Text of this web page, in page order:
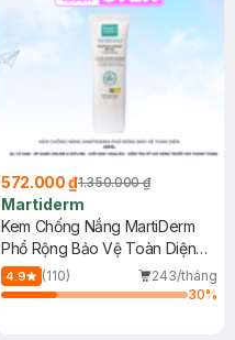
572.000 ₫1.350.000 ₫
Martiderm
Kem Chống Nắng MartiDerm
Phổ Rộng Bảo Vệ Toàn Diện
40ml
4.9 (110)
243/tháng
30%